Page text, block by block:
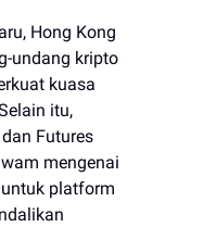
Hong Kong
undang kripto
kuasa
itu,
Futures
mengenai
platform